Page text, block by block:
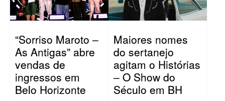
“Sorriso Maroto –
As Antigas” abre
vendas de
ingressos em
Belo Horizonte
Maiores nomes
do sertanejo
agitam o Histórias
– O Show do
Século em BH